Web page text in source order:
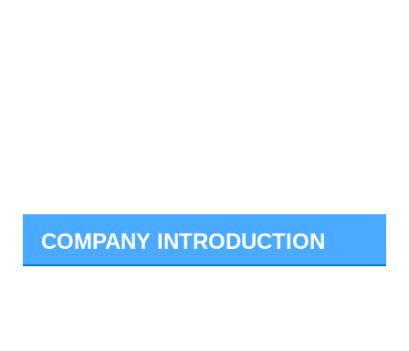
COMPANY INTRODUCTION